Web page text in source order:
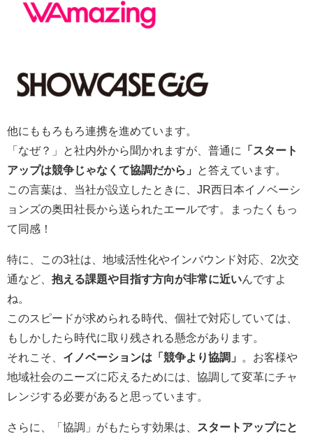
他にももろもろ連携を進めています。
「なぜ？」と社内外から聞かれますが、普通に
「スタート
アップは競争じゃなくて協調だから」
と答えています。
この言葉は、当社が設立したときに、JR西日本イノベーシ
ョンズの奥田社長から送られたエールです。まったくもっ
て同感！
特に、この3社は、地域活性化やインバウンド対応、2次交
通など、 抱える課題や目指す方向が非常に近いんですよ
ね。
このスピードが求められる時代、個社で対応していては、
もしかしたら時代に取り残される懸念があります。
それこそ、 イノベーションは「競争より協調」
。お客様や
地域社会のニーズに応えるためには、協調して変革にチャ
レンジする必要があると思っています。
さらに、「協調」がもたらす効果は、
スタートアップにと